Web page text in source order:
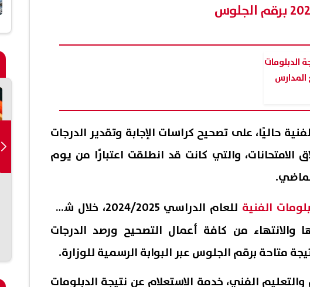
الدبلومات
حاليًا، على تصحيح كراسات الإجابة وتقدير الدرجات
الامتحانات، والتي كانت قد انطلقت اعتبارًا من يوم
الفنية
للعام الدراسي 2024/2025، خلال شهر
والانتهاء من كافة أعمال التصحيح ورصد الدرجات
متاحة برقم الجلوس عبر البوابة الرسمية للوزارة.
والتعليم الفني، خدمة الاستعلام عن نتيجة الدبلومات
السيسي يودع ملك البحرين
العلمين الدولي| عاجل
برقم الجلوس
07 أغسطس, 2026 02:16 م